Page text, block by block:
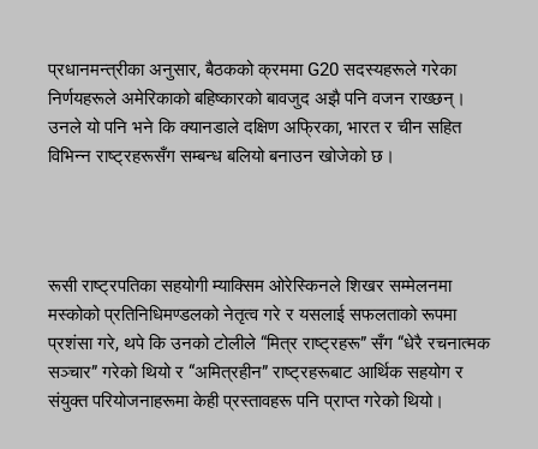
प्रधानमन्त्रीका अनुसार, बैठकको क्रममा G20 सदस्यहरूले गरेका
निर्णयहरूले अमेरिकाको बहिष्कारको बावजुद अझै पनि वजन राख्छन्।
उनले यो पनि भने कि क्यानडाले दक्षिण अफ्रिका, भारत र चीन सहित
विभिन्न राष्ट्रहरूसँग सम्बन्ध बलियो बनाउन खोजेको छ।
रूसी राष्ट्रपतिका सहयोगी म्याक्सिम ओरेस्किनले शिखर सम्मेलनमा
मस्कोको प्रतिनिधिमण्डलको नेतृत्व गरे र यसलाई सफलताको रूपमा
प्रशंसा गरे, थपे कि उनको टोलीले “मित्र राष्ट्रहरू” सँग “धेरै रचनात्मक
सञ्चार” गरेको थियो र “अमित्रहीन” राष्ट्रहरूबाट आर्थिक सहयोग र
संयुक्त परियोजनाहरूमा केही प्रस्तावहरू पनि प्राप्त गरेको थियो।